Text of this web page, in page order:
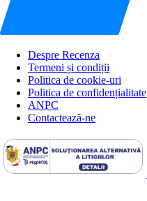
Despre Recenza
Termeni și condiții
Politica de cookie-uri
Politica de confidențialitate
ANPC
Contactează-ne